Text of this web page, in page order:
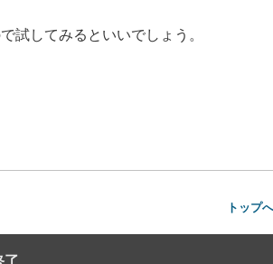
試してみるといいでしょう。
トップ
了